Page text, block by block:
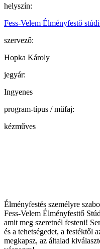
helyszín:
Fess-Velem Élményfestő
szervező:
Hopka Károly
jegyár:
Ingyenes
program-típus / műfaj:
kézműves
Élményfestés személyre
Fess-Velem Élményfesttő
amit meg szeretnél festeni!
és a tehetségedet, a festéktől
megkapsz, az általad